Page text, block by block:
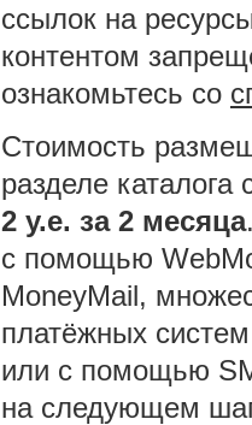
ссылок на
контентом
ознакомьтесь со
Стоимость
разделе каталога
2 у.е. за 2 месяца
с помощью
MoneyMail,
платёжных
или с помощью
на следующем